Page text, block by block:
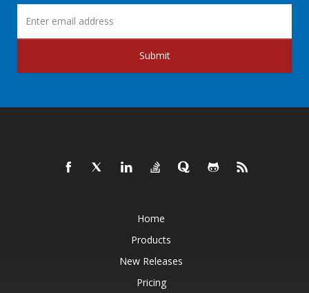
Submit
Home
Products
New Releases
Pricing